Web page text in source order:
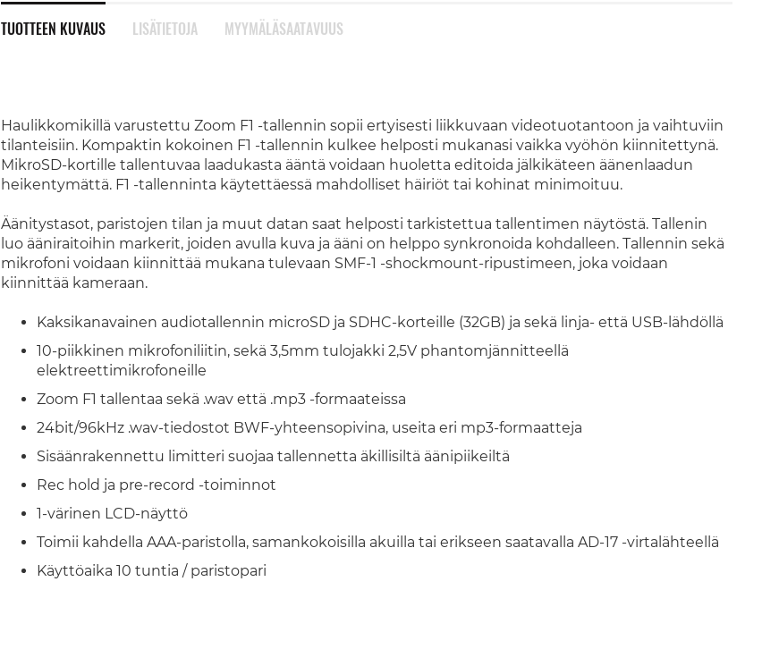
TUOTTEEN KUVAUS
Haulikkomikillä varustettu Zoom F1 -tallennin sopii ertyisesti liikkuvaan videotuotantoon ja vaihtuviin
tilanteisiin. Kompaktin kokoinen F1 -tallennin kulkee helposti mukanasi vaikka vyöhön kiinnitettynä.
MikroSD-kortille tallentuvaa laadukasta ääntä voidaan huoletta editoida jälkikäteen äänenlaadun
heikentymättä. F1 -tallenninta käytettäessä mahdolliset häiriöt tai kohinat minimoituu.
Äänitystasot, paristojen tilan ja muut datan saat helposti tarkistettua tallentimen näytöstä. Tallenin
luo ääniraitoihin markerit, joiden avulla kuva ja ääni on helppo synkronoida kohdalleen. Tallennin sekä
mikrofoni voidaan kiinnittää mukana tulevaan SMF-1 -shockmount-ripustimeen, joka voidaan
kiinnittää kameraan.
Kaksikanavainen audiotallennin microSD ja SDHC-korteille (32GB) ja sekä linja- että USB-lähdöllä
10-piikkinen mikrofoniliitin, sekä 3,5mm tulojakki 2,5V phantomjännitteellä
elektreettimikrofoneille
Zoom F1 tallentaa sekä .wav että .mp3 -formaateissa
24bit/96kHz .wav-tiedostot BWF-yhteensopivina, useita eri mp3-formaatteja
Sisäänrakennettu limitteri suojaa tallennetta äkillisiltä äänipiikeiltä
Rec hold ja pre-record -toiminnot
1-värinen LCD-näyttö
Toimii kahdella AAA-paristolla, samankokoisilla akuilla tai erikseen saatavalla AD-17 -virtalähteellä
Käyttöaika 10 tuntia / paristopari
LISÄTIETOJA MYYMÄLÄSAATAVUUS